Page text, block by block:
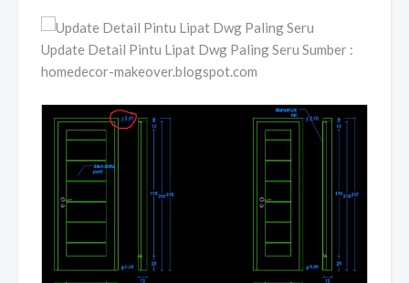
Update Detail Pintu Lipat Dwg Paling Seru Sumber :
homedecor-makeover.blogspot.com